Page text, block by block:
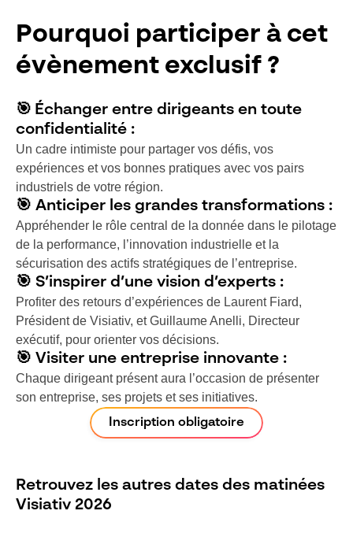
Pourquoi participer à cet
évènement exclusif ?
🎯 Échanger entre dirigeants en toute
confidentialité :
Un cadre intimiste pour partager vos défis, vos
expériences et vos bonnes pratiques avec vos pairs
industriels de votre région.
🎯 Anticiper les grandes transformations :
Appréhender le rôle central de la donnée dans le pilotage
de la performance, l’innovation industrielle et la
sécurisation des actifs stratégiques de l’entreprise.
🎯 S’inspirer d’une vision d’experts :
Profiter des retours d’expériences de Laurent Fiard,
Président de Visiativ, et Guillaume Anelli, Directeur
exécutif, pour orienter vos décisions.
🎯 Visiter une entreprise innovante :
Chaque dirigeant présent aura l’occasion de présenter
son entreprise, ses projets et ses initiatives.
Inscription obligatoire
Retrouvez les autres dates des matinées
Visiativ 2026